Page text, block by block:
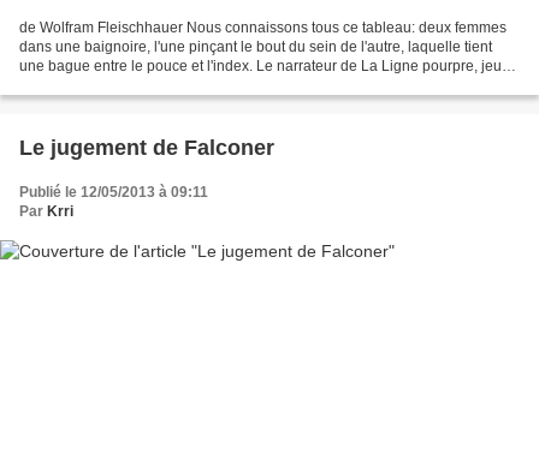
de Wolfram Fleischhauer Nous connaissons tous ce tableau: deux femmes
dans une baignoire, l'une pinçant le bout du sein de l'autre, laquelle tient
une bague entre le pouce et l'index. Le narrateur de La Ligne pourpre, jeune
Le jugement de Falconer
Publié le 12/05/2013 à 09:11
Par Krri